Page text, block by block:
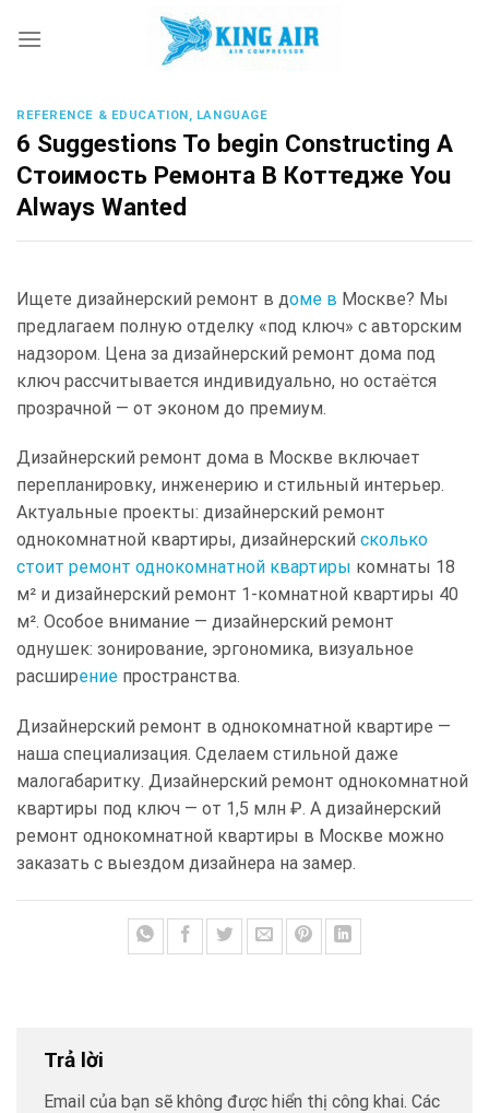
REFERENCE & EDUCATION, LANGUAGE
6 Suggestions To begin Constructing A
Стоимость Ремонта В Коттедже You
Always Wanted
Ищете дизайнерский ремонт в доме в Москве? Мы
предлагаем полную отделку «под ключ» с авторским
надзором. Цена за дизайнерский ремонт дома под
ключ рассчитывается индивидуально, но остаётся
прозрачной — от эконом до премиум.
Дизайнерский ремонт дома в Москве включает
перепланировку, инженерию и стильный интерьер.
Актуальные проекты: дизайнерский ремонт
однокомнатной квартиры, дизайнерский сколько
стоит ремонт однокомнатной квартиры комнаты 18
м² и дизайнерский ремонт 1-комнатной квартиры 40
м². Особое внимание — дизайнерский ремонт
однушек: зонирование, эргономика, визуальное
расширение пространства.
Дизайнерский ремонт в однокомнатной квартире —
наша специализация. Сделаем стильной даже
малогабаритку. Дизайнерский ремонт однокомнатной
квартиры под ключ — от 1,5 млн ₽. А дизайнерский
ремонт однокомнатной квартиры в Москве можно
заказать с выездом дизайнера на замер.
Trả lời
Email của bạn sẽ không được hiển thị công khai. Các